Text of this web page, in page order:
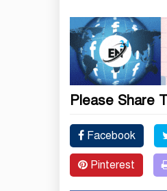
Please Share
Facebook
Pinterest